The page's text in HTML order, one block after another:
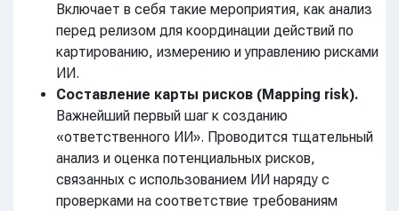
Включает в себя такие мероприятия, как анализ
перед релизом для координации действий по
картированию, измерению и управлению рисками
ИИ.
Составление карты рисков (Mapping risk).
Важнейший первый шаг к созданию
«ответственного ИИ». Проводится тщательный
анализ и оценка потенциальных рисков,
связанных с использованием ИИ наряду с
проверками на соответствие требованиям